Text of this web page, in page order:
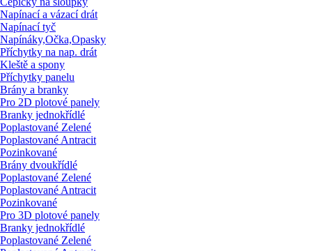
Napínací a vázací drát
Napínací tyč
Napínáky,Očka,Opasky
Příchytky na nap. drát
Kleště a spony
Příchytky panelu
Brány a branky
Pro 2D plotové panely
Branky jednokřídlé
Poplastované Zelené
Poplastované Antracit
Pozinkované
Brány dvoukřídlé
Poplastované Zelené
Poplastované Antracit
Pozinkované
Pro 3D plotové panely
Branky jednokřídlé
Poplastované Zelené